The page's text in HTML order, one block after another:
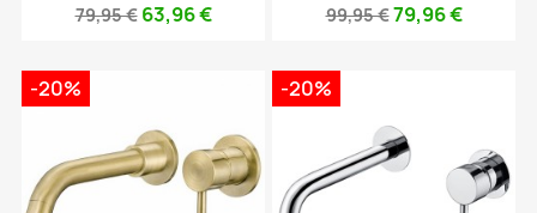
79,95 € 63,96 €
99,95 €79,96 €
-20% -20%